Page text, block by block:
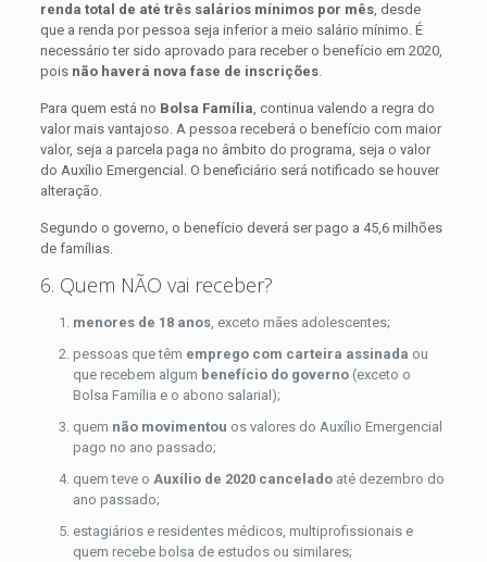
renda total de até três salários mínimos por mês, desde
que a renda por pessoa seja inferior a meio salário mínimo. É
necessário ter sido aprovado para receber o benefício em 2020,
pois não haverá nova fase de inscrições.
Para quem está no Bolsa Família, continua valendo a regra do
valor mais vantajoso. A pessoa receberá o benefício com maior
valor, seja a parcela paga no âmbito do programa, seja o valor
do Auxílio Emergencial. O beneficiário será notificado se houver
alteração.
Segundo o governo, o benefício deverá ser pago a 45,6 milhões
de famílias.
6. Quem NÃO vai receber?
menores de 18 anos, exceto mães adolescentes;
pessoas que têm emprego com carteira assinada ou
que recebem algum benefício do governo(exceto o
Bolsa Família e o abono salarial);
quem não movimentou os valores do Auxílio Emergencial
pago no ano passado;
quem teve o Auxílio de 2020 canceladoaté dezembro do
ano passado;
estagiários e residentes médicos, multiprofissionais e
quem recebe bolsa de estudos ou similares;